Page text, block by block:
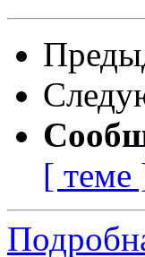
[ теме